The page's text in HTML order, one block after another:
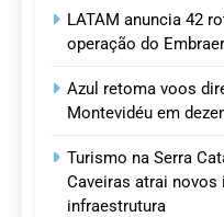
LATAM anuncia 42
operação do
Azul retoma voos
Montevidéu em
Turismo na Serra
Caveiras atrai
infraestrutura